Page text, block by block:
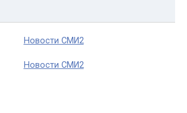
Новости СМИ2
Новости СМИ2